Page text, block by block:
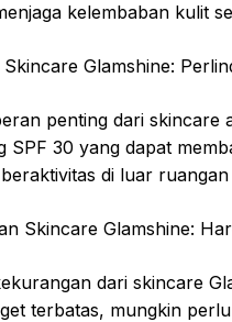
kelembaban kulit
Skincare Glamshine:
penting dari skincare
SPF 30 yang dapat
di luar
Skincare Glamshine:
dari skincare
terbatas, mungkin